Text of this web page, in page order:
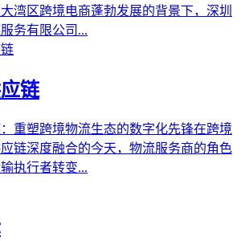
湾区跨境电商蓬勃发展的背景下，深圳
务有限公司...
链
重塑跨境物流生态的数字化先锋在跨境
链深度融合的今天，物流服务商的角色
执行者转变...